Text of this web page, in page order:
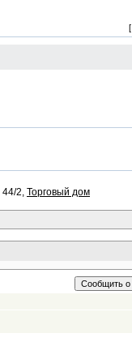
[
44/2, Торговый дом